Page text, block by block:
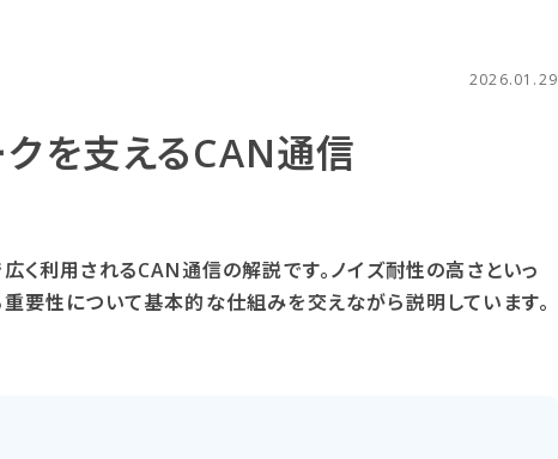
2026.01.29
を​支える​CAN通信
く利用されるCAN通信の解説です。ノイズ耐性の高さといっ
要性について基本的な仕組みを交えながら説明しています。